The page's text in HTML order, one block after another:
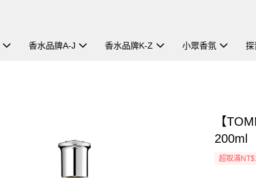
香水品牌A-J 香水品牌K-Z 小眾香氛 探
【
200ml
超取滿